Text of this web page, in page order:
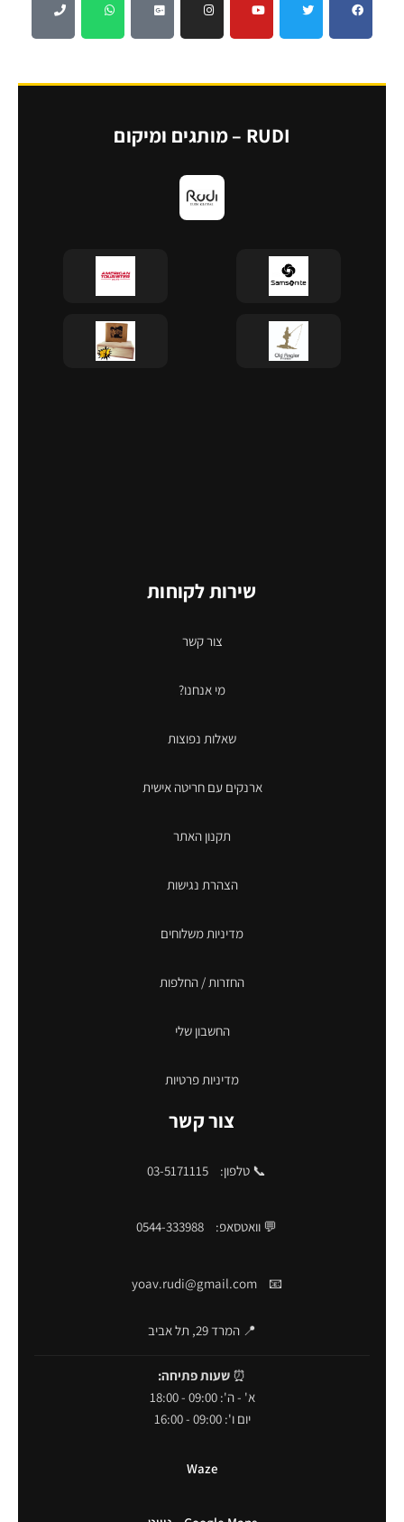
RUDI – מותגים ומיקום
שירות לקוחות
צור קשר
מי אנחנו?
שאלות נפוצות
ארנקים עם חריטה אישית
תקנון האתר
הצהרת נגישות
מדיניות משלוחים
החזרות / החלפות
החשבון שלי
מדיניות פרטיות
צור קשר
📞 טלפון: 03-5171115
💬 וואטסאפ: 0544-333988
📧
yoav.rudi@gmail.com
📍 המרד 29, תל אביב
⏰ שעות פתיחה:
א' - ה': 09:00 - 18:00
יום ו': 09:00 - 16:00
Waze